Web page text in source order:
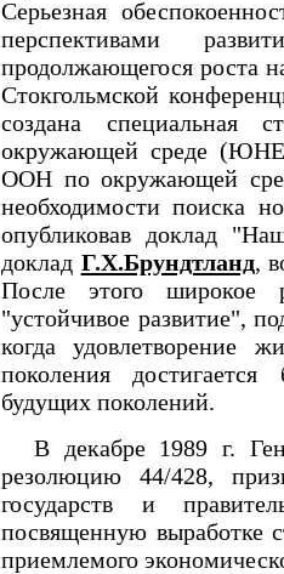
Серьезная
перспективами
продолжающегося роста
Стокгольмской
создана
окружающей среде
ООН по окружающей
необходимости поиска
опубликовав доклад
доклад Г.X.Брундтланд,
После этого широкое
"устойчивое развитие",
когда удовлетворение
поколения
будущих поколений.
В декабре 1989 г.
резолюцию 44/428,
государств и
посвященную выработке
приемлемого